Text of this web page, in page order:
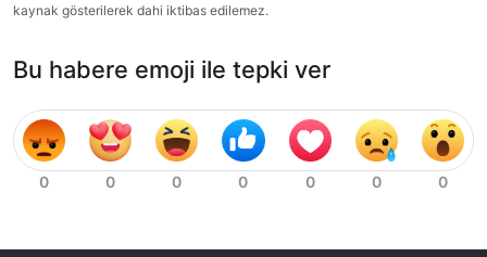
kaynak gösterilerek dahi iktibas edilemez.
Bu habere emoji ile tepki ver